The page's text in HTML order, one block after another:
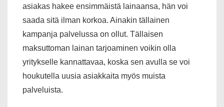
asiakas hakee ensimmäistä lainaansa, hän voi
saada sitä ilman korkoa. Ainakin tällainen
kampanja palvelussa on ollut. Tällaisen
maksuttoman lainan tarjoaminen voikin olla
yritykselle kannattavaa, koska sen avulla se voi
houkutella uusia asiakkaita myös muista
palveluista.